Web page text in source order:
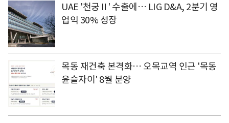
UAE '천궁Ⅱ' 수출에… LIG D&A, 2분기 영
업익 30% 성장
목동 재건축 본격화… 오목교역 인근 '목동
윤슬자이' 8월 분양